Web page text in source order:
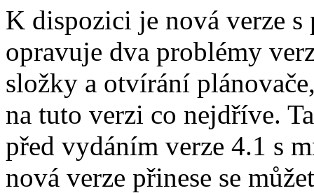
K dispozici je nová verze
opravuje dva problémy
složky a otvírání
na tuto verzi co nejdříve.
před vydáním verze 4.1 s
nová verze přinese se